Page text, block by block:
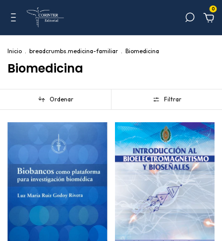
0
Inicio . breadcrumbs.medicina-familiar . Biomedicina
Biomedicina
Ordenar Filtrar